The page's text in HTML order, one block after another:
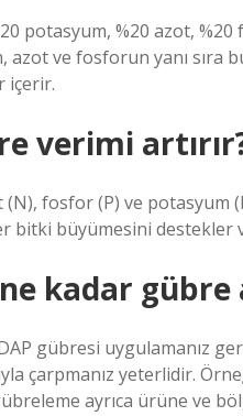
potasyum, %20 azot,
azot ve fosforun yanı sıra
içerir.
verimi
fosfor (P) ve potasyum
bitki büyümesini destekler
kadar gübre
gübresi uygulamanız
çarpmanız yeterlidir.
ayrıca ürüne ve